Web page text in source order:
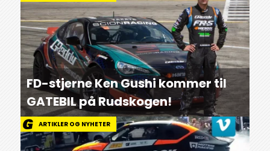
FD-stjerne Ken Gushi kommer til
GATEBIL på Rudskogen!
ARTIKLER OG NYHETER